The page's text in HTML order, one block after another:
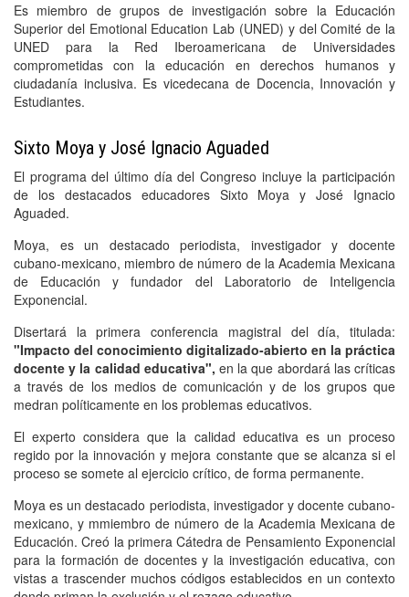
Es miembro de grupos de investigación sobre la Educación
Superior del Emotional Education Lab (UNED) y del Comité de la
UNED para la Red Iberoamericana de Universidades
comprometidas con la educación en derechos humanos y
ciudadanía inclusiva. Es vicedecana de Docencia, Innovación y
Estudiantes.
Sixto Moya y José Ignacio Aguaded
El programa del último día del Congreso incluye la participación
de los destacados educadores Sixto Moya y José Ignacio
Aguaded.
Moya, es un destacado periodista, investigador y docente
cubano-mexicano, miembro de número de la Academia Mexicana
de Educación y fundador del Laboratorio de Inteligencia
Exponencial.
Disertará la primera conferencia magistral del día, titulada:
"Impacto del conocimiento digitalizado-abierto en la práctica
docente y la calidad educativa", en la que abordará las críticas
a través de los medios de comunicación y de los grupos que
medran políticamente en los problemas educativos.
El experto considera que la calidad educativa es un proceso
regido por la innovación y mejora constante que se alcanza si el
proceso se somete al ejercicio crítico, de forma permanente.
Moya es un destacado periodista, investigador y docente cubano-
mexicano, y mmiembro de número de la Academia Mexicana de
Educación. Creó la primera Cátedra de Pensamiento Exponencial
para la formación de docentes y la investigación educativa, con
vistas a trascender muchos códigos establecidos en un contexto